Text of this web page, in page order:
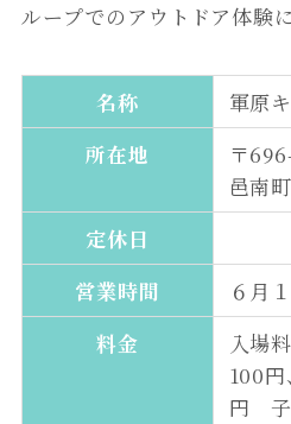
ループでのアウトドア体験
名称
軍原
所在地
〒
邑南
定休日
営業時間
６月
料金
入場
100
円 子